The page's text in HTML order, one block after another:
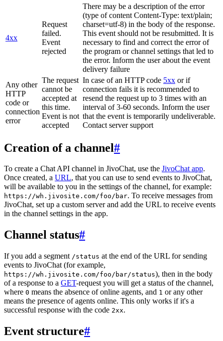
4xx
Request
failed.
Event
rejected
There may be a description of the error
(type of content Content-Type: text/plain;
charset=utf-8) in the body of the response.
This event should not be resubmitted. It is
necessary to find and correct the error of
the program or channel settings that led to
the error. Inform the user about the event
delivery failure
Any other
HTTP
code or
connection
error
The request
cannot be
accepted at
this time.
Event is not
accepted
In case of an HTTP code 5xx or if
connection fails it is recommended to
resend the request up to 3 times with an
interval of 3-60 seconds. Inform the user
that the event is temporarily undeliverable.
Contact server support
Creation of a channel#
To create a Chat API channel in JivoChat, use the JivoChat app.
Once created, a URL, that you can use to send events to JivoChat,
will be available to you in the settings of the channel, for example:
https://wh.jivosite.com/foo/bar. To receive messages from
JivoChat, set up a custom server and add the URL to receive events
in the channel settings in the app.
Channel status#
If you add a segment /status at the end of the URL for sending
events to JivoChat (for example,
https://wh.jivosite.com/foo/bar/status), then in the body
of a response to a GET-request you will get a status of the channel,
where 0 means the absence of online agents, and 1 or any other
means the presence of agents online. This only works if it's a
successful response with the code 2xx.
Event structure#